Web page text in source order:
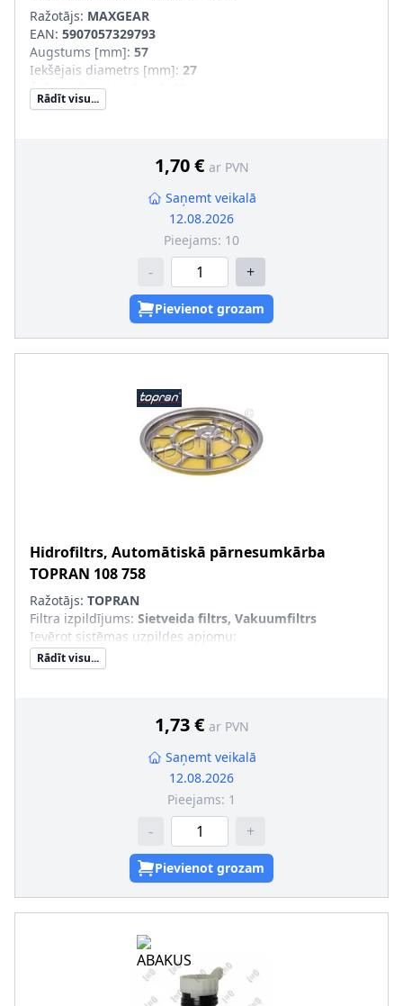
Ražotājs: MAXGEAR
EAN: 5907057329793
Augstums [mm]: 57
Iekšējais diametrs [mm]: 27
Ārējais diametrs [mm]
Filtra izpildījums
Rādīt visu...
1,70 € ar PVN
Saņemt veikalā
12.08.2026
Pieejams: 10
- +
Pievienot grozam
Hidrofiltrs, Automātiskā pārnesumkārba
TOPRAN 108 758
Ražotājs: TOPRAN
Filtra izpildījums: Sietveida filtrs, Vakuumfiltrs
Ievērot sistēmas uzpildes apjomu:
Rādīt visu...
1,73 € ar PVN
Saņemt veikalā
12.08.2026
Pieejams: 1
- +
Pievienot grozam